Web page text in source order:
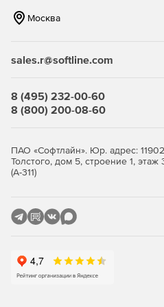
Smartsheet позволяет легко
может отправлять PDF,
документы, графические
С программой Smartsheet
дедлайнов. Smartsheet может
через электронную почту.
выполнить задание в срок, но
процесс. В уведомление
внесенные другими соавторами.
Москва
sales.r@softline.com
8 (495) 232-00-60
8 (800) 200-08-60
ПАО «Софтлайн». Юр. адрес:
Толстого, дом 5, строение 1,
(А-311)